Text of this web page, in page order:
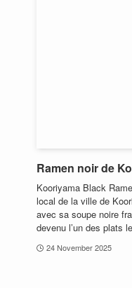
Ramen noir de
Kooriyama Black
local de la ville de
avec sa soupe noire
devenu l’un des plats
24 November 2025